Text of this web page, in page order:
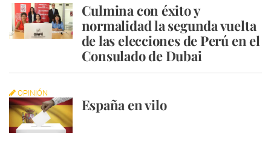
Culmina con éxito y
normalidad la segunda vuelta
de las elecciones de Perú en el
Consulado de Dubai
OPINIÓN
España en vilo